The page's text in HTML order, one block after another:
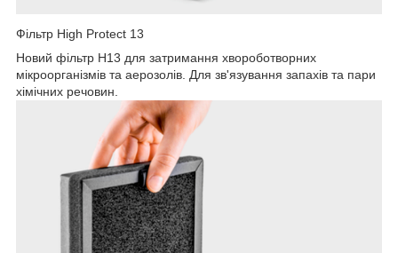
Фільтр High Protect 13
Новий фільтр H13 для затримання хвороботворних
мікроорганізмів та аерозолів. Для зв'язування запахів та пари
хімічних речовин.